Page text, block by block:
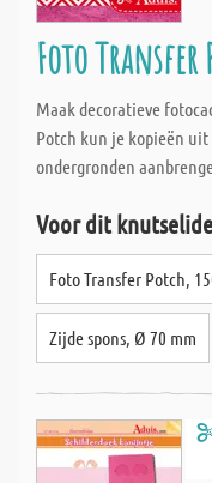
Foto Transfer
Maak decoratieve
Potch kun je kopieën
ondergronden
Voor dit
Foto Transfer Potch,
Zijde spons, Ø 70 mm